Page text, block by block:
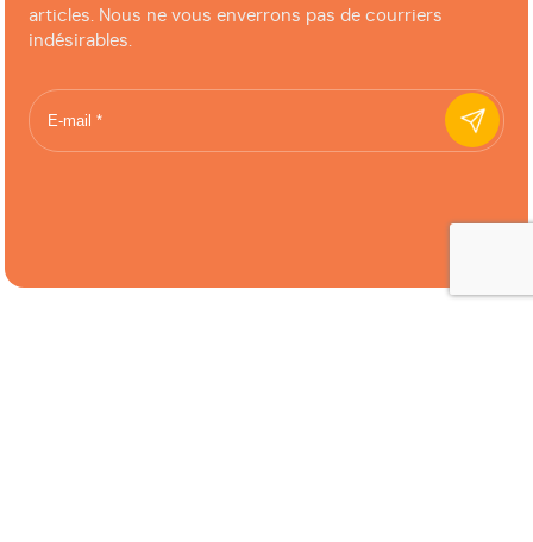
articles. Nous ne vous enverrons pas de courriers
indésirables.